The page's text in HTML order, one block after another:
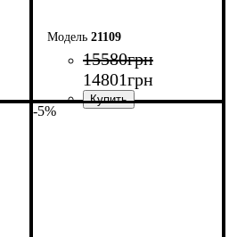
21109
15580грн
14801грн
-5%